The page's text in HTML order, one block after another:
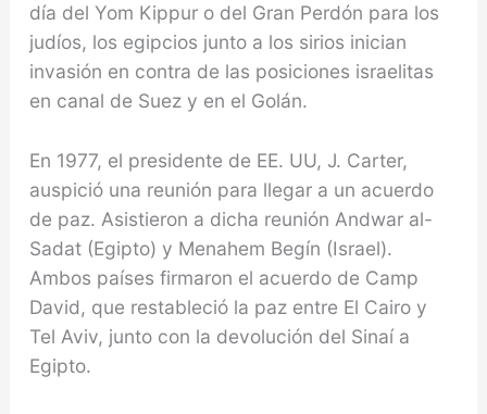
día del Yom Kippur o del Gran Perdón para los
judíos, los egipcios junto a los sirios inician
invasión en contra de las posiciones israelitas
en canal de Suez y en el Golán.
En 1977, el presidente de EE. UU, J. Carter,
auspició una reunión para llegar a un acuerdo
de paz. Asistieron a dicha reunión Andwar al-
Sadat (Egipto) y Menahem Begín (Israel).
Ambos países firmaron el acuerdo de Camp
David, que restableció la paz entre El Cairo y
Tel Aviv, junto con la devolución del Sinaí a
Egipto.